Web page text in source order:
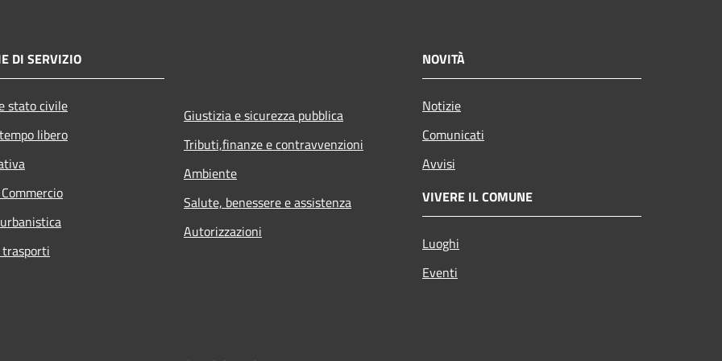
DI SERVIZIO
stato civile
libero
Giustizia e sicurezza pubblica
Tributi,finanze e contravvenzioni
Ambiente
Salute, benessere e assistenza
Autorizzazioni
NOVITÀ
Notizie
Comunicati
Avvisi
VIVERE IL COMUNE
Luoghi
Eventi